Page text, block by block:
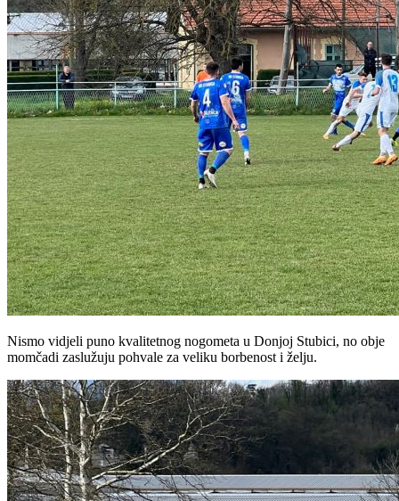
Nismo vidjeli puno kvalitetnog nogometa u Donjoj Stubici, no obje
momčadi zaslužuju pohvale za veliku borbenost i želju.